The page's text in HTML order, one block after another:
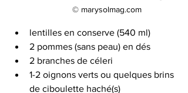
           © marysolmag.com
lentilles en conserve (540 ml)
2 pommes (sans peau) en dés
2 branches de céleri
1-2 oignons verts ou quelques brins
de ciboulette haché(s)